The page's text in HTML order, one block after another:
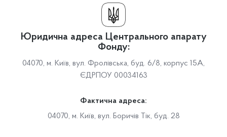
Юридична адреса Центрального апарату
Фонду:
04070, м. Київ, вул. Фролівська, буд. 6/8, корпус 15А,
ЄДРПОУ 00034163
Фактична адреса:
04070, м. Київ, вул. Боричів Тік, буд. 28